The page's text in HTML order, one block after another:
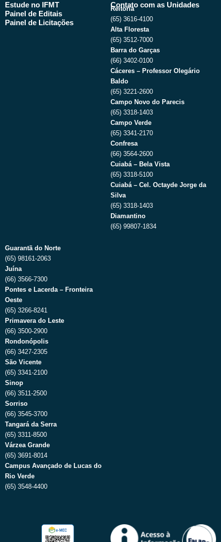
Estude no IFMT
Painel de Editais
Painel de Licitações
Contato com as Unidades
Reitoria
(65) 3616-4100
Alta Floresta
(65) 3512-7000
Barra do Garças
(66) 3402-0100
Cáceres – Professor Olegário
Baldo
(65) 3221-2600
Campo Novo do Parecis
(65) 3318-1403
Campo Verde
(65) 3341-2170
Confresa
(66) 3564-2600
Cuiabá – Bela Vista
(65) 3318-5100
Cuiabá – Cel. Octayde Jorge da
Silva
(65) 3318-1403
Diamantino
(65) 99807-1834
Guarantã do Norte
(65) 98161-2063
Juína
(66) 3566-7300
Pontes e Lacerda – Fronteira
Oeste
(65) 3266-8241
Primavera do Leste
(66) 3500-2900
Rondonópolis
(66) 3427-2305
São Vicente
(65) 3341-2100
Sinop
(66) 3511-2500
Sorriso
(66) 3545-3700
Tangará da Serra
(65) 3311-8500
Várzea Grande
(65) 3691-8014
Campus Avançado de Lucas do
Rio Verde
(65) 3548-4400